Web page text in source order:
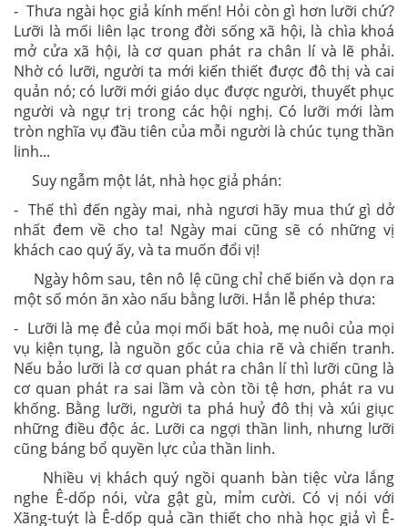
- Thưa ngài học giả kính mến! Hỏi còn gì hơn lưỡi chứ?
Lưỡi là mối liên lạc trong đời sống xã hội, là chìa khoá
mở cửa xã hội, là cơ quan phát ra chân lí và lẽ phải.
Nhờ có lưỡi, người ta mới kiến thiết được đô thị và cai
quản nó; có lưỡi mới giáo dục được người, thuyết phục
người và ngự trị trong các hội nghị. Có lưỡi mới làm
tròn nghĩa vụ đầu tiên của mỗi người là chúc tụng thần
linh...
Suy ngẫm một lát, nhà học giả phán:
- Thế thì đến ngày mai, nhà ngươi hãy mua thứ gì dở
nhất đem về cho ta! Ngày mai cũng sẽ có những vị
khách cao quý ấy, và ta muốn đổi vị!
Ngày hôm sau, tên nô lệ cũng chỉ chế biến và dọn ra
một số món ăn xào nấu bằng lưỡi. Hắn lễ phép thưa:
- Lưỡi là mẹ đẻ của mọi mối bất hoà, mẹ nuôi của mọi
vụ kiện tụng, là nguồn gốc của chia rẽ và chiến tranh.
Nếu bảo lưỡi là cơ quan phát ra chân lí thì lưỡi cũng là
cơ quan phát ra sai lầm và còn tồi tệ hơn, phát ra vu
khống. Bằng lưỡi, người ta phá huỷ đô thị và xúi giục
những điều độc ác. Lưỡi ca ngợi thần linh, nhưng lưỡi
cũng báng bổ quyền lực của thần linh.
Nhiều vị khách quý ngồi quanh bàn tiệc vừa lắng
nghe Ê-dốp nói, vừa gật gù, mỉm cười. Có vị nói với
Xãng-tuýt là Ê-dốp quả cần thiết cho nhà học giả vì Ê-